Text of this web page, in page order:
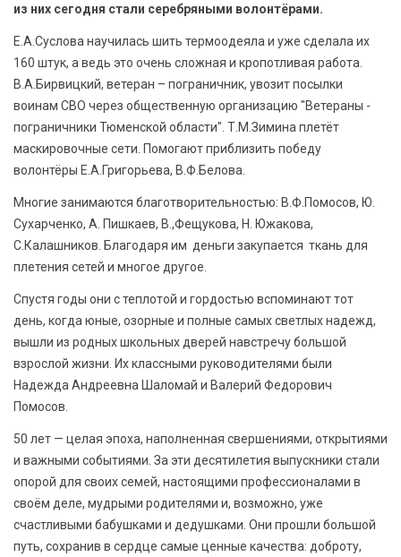
из них сегодня стали серебряными волонтёрами.
Е.А.Суслова научилась шить термоодеяла и уже сделала их
160 штук, а ведь это очень сложная и кропотливая работа.
В.А.Бирвицкий, ветеран – пограничник, увозит посылки
воинам СВО через общественную организацию "Ветераны -
пограничники Тюменской области". Т.М.Зимина плетёт
маскировочные сети. Помогают приблизить победу
волонтёры Е.А.Григорьева, В.Ф.Белова.
Многие занимаются благотворительностью: В.Ф.Помосов, Ю.
Сухарченко, А. Пишкаев, В.,Фещукова, Н. Южакова,
С.Калашников. Благодаря им деньги закупается ткань для
плетения сетей и многое другое.
Спустя годы они с теплотой и гордостью вспоминают тот
день, когда юные, озорные и полные самых светлых надежд,
вышли из родных школьных дверей навстречу большой
взрослой жизни. Их классными руководителями были
Надежда Андреевна Шаломай и Валерий Федорович
Помосов.
50 лет — целая эпоха, наполненная свершениями, открытиями
и важными событиями. За эти десятилетия выпускники стали
опорой для своих семей, настоящими профессионалами в
своём деле, мудрыми родителями и, возможно, уже
счастливыми бабушками и дедушками. Они прошли большой
путь, сохранив в сердце самые ценные качества: доброту,